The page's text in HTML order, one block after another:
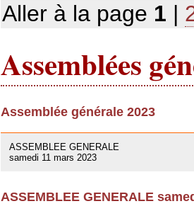
Aller à la page 1 |
Assemblées
Assemblée générale 2023
ASSEMBLEE GENERALE
samedi 11 mars 2023
ASSEMBLEE GENERALE